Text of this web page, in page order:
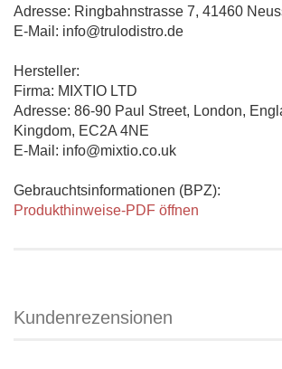
Adresse: Ringbahnstrasse 7, 41460
E-Mail: info@trulodistro.de
Hersteller:
Firma: MIXTIO LTD
Adresse: 86-90 Paul Street, London,
Kingdom, EC2A 4NE
E-Mail: info@mixtio.co.uk
Gebrauchtsinformationen (BPZ):
Produkthinweise-PDF öffnen
Kundenrezensionen